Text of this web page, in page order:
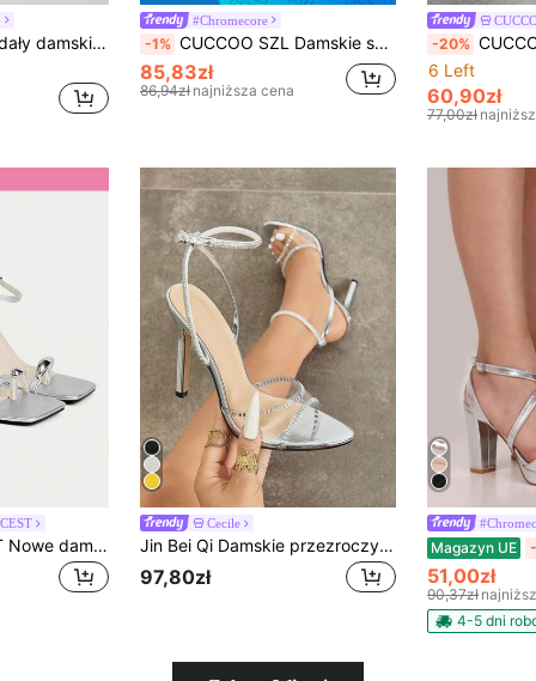
CUCCOO SZL Sandały damskie na obcasie
#Chromecore
-1% CUCCOO SZL Damskie sandały na obcasie ze srebrnym paskiem wokół kostki i odkrytymi palcami, idealne na eleganckie przyjęcia i oficjalne okazje
85,83zł
86,94zł najniższa cena
-20% CUCCOO SZL Srebrne lakierowane skórzane
6 Left
60,90zł
77,00zł
CUCCOO CHICEST Nowe damskie eleganckie sandały na cienkim wysokim obcasie do biura, srebrne, z metalową klamrą, cienkim paskiem i kwadratowym noskiem
Cecile
Jin Bei Qi Damskie przezroczyste sandały na szpilce z cyrkoniami, z pojedynczym paskiem, krzyżowym zapięciem z tyłu i paskiem wokół kostki, odkryte palce, błyszczące srebrne szpilki na imprezy, odpowiednie na wieczorne wydarzenia, śluby, randki, spotkania towarzyskie i dojazd do pracy, rozmiar standardowy
97,80zł
Magazyn UE
51,00zł
90,37zł
4-5 dni